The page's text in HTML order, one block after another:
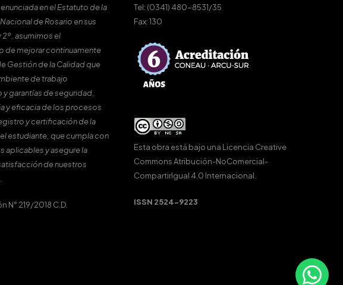
en el Estatuto de la
de Rosario en sus
2º, asumimos el
de mejorar continuamente
Gestión de la Calidad que
de trabajo
garantías de seguridad,
y eficacia de los procesos
y certificación de la
estudiante, que cumpla con
aplicables y asegure la
de nuestros
N° 219/2018 C.D.
Tel: (0341) 480-8531/35
Fax: 130
Esta obra está bajo una Licencia Creative
Commons Atribución-NoComercial-
CompartirIgual 4.0 Internacional
ISSN 2524-9223